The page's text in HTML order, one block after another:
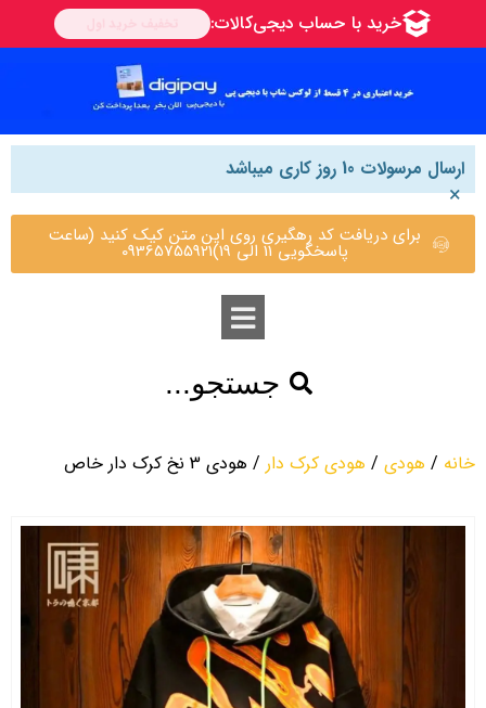
ارسال مرسولات 10 روز کاری میباشد
×
برای دریافت کد رهگیری روی این متن کیک کنید (ساعت
پاسخگویی 11 الی 19)09365755921
جستجو...
خانه / هودی / هودی کرک دار / هودی 3 نخ کرک دار خاص